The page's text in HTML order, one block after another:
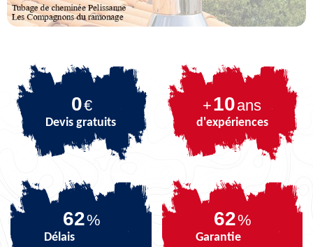
0€
Devis gratuits
+10ans
d'expériences
74%
Délais
74%
Garantie